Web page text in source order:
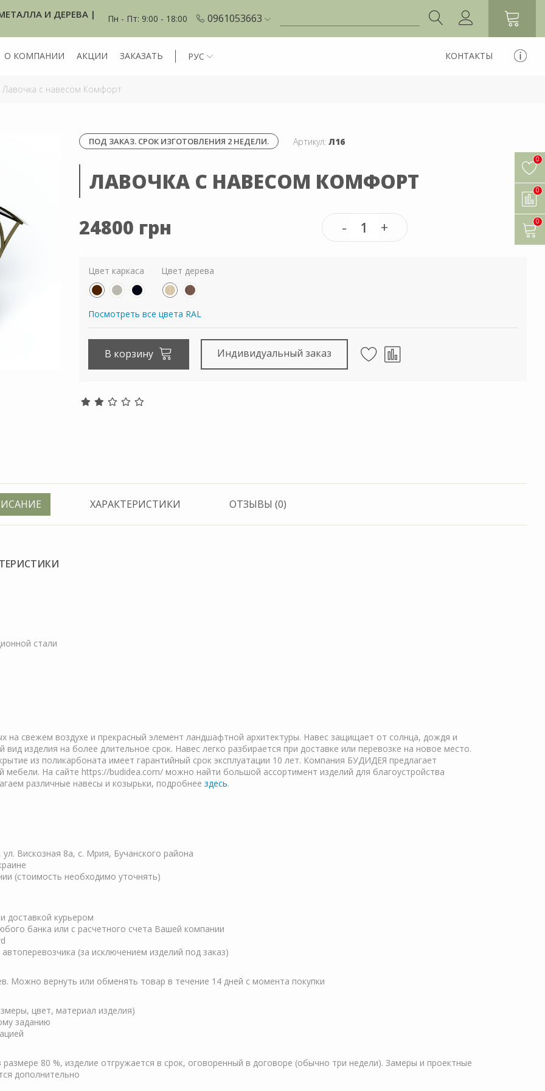
И ДЕРЕВА | Пн - Пт: 9:00 - 18:00 0961053663
О КОМПАНИИ АКЦИИ ЗАКАЗАТЬ РУС КОНТАКТЫ
Лавочка с навесом Комфорт
ПОД ЗАКАЗ. СРОК ИЗГОТОВЛЕНИЯ 2 НЕДЕЛИ. Артикул: Л16
ЛАВОЧКА С НАВЕСОМ КОМФОРТ
24800 грн
Цвет каркаса Цвет дерева
Посмотреть все цвета RAL
В корзину Индивидуальный заказ
ХАРАКТЕРИСТИКИ ОТЗЫВЫ (0)
стали
на свежем воздухе и прекрасный элемент ландшафтной архитектуры. Навес защищает от солнца, дождя и
вид изделия на более длительное срок. Навес легко разбирается при доставке или перевозке на новое место.
из поликарбоната имеет гарантийный срок эксплуатации 10 лет. Компания БУДИДЕЯ предлагает
На сайте https://budidea.com/ можно найти большой ассортимент изделий для благоустройства
различные навесы и козырьки, подробнее здесь.
Вискозная 8а, с. Мрия, Бучанского района
(стоимость необходимо уточнять)
доставкой курьером
банка или с расчетного счета Вашей компании
(за исключением изделий под заказ)
Можно вернуть или обменять товар в течение 14 дней с момента покупки
цвет, материал изделия)
заданию
80 %, изделие отгружается в срок, оговоренный в договоре (обычно три недели). Замеры и проектные
дополнительно
0
0
0